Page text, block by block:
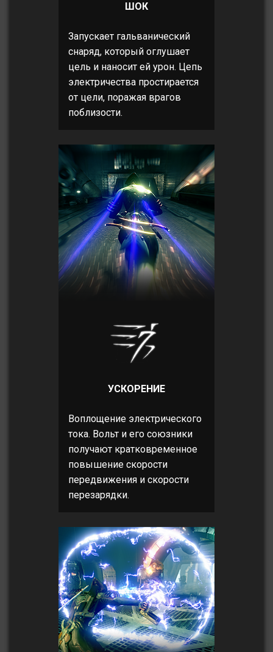
ШОК
Запускает гальванический
снаряд, который оглушает
цель и наносит ей урон. Цепь
электричества простирается
от цели, поражая врагов
поблизости.
УСКОРЕНИЕ
Воплощение электрического
тока. Вольт и его союзники
получают кратковременное
повышение скорости
передвижения и скорости
перезарядки.